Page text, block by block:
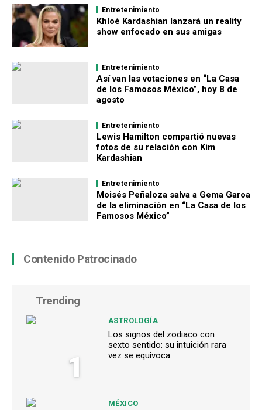
Entretenimiento
Khloé Kardashian lanzará un reality
show enfocado en sus amigas
Entretenimiento
Así van las votaciones en “La Casa
de los Famosos México”, hoy 8 de
agosto
Entretenimiento
Lewis Hamilton compartió nuevas
fotos de su relación con Kim
Kardashian
Entretenimiento
Moisés Peñaloza salva a Gema Garoa
de la eliminación en “La Casa de los
Famosos México”
Contenido Patrocinado
Trending
1
ASTROLOGÍA
Los signos del zodiaco con
sexto sentido: su intuición rara
vez se equivoca
MÉXICO